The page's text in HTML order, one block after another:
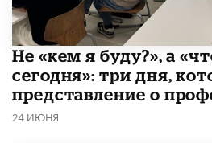
Не «кем я буду?», а
сегодня»: три дня,
представление о
24 ИЮНЯ